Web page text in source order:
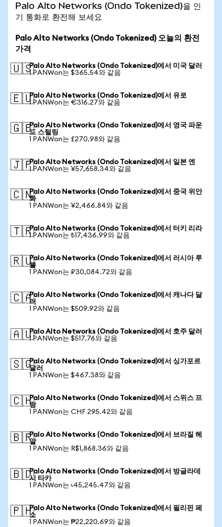
Palo Alto Networks (Ondo Tokenized)을 인
기 통화로 환전해 보세요
Palo Alto Networks (Ondo Tokenized) 오늘의 환전
가격
🇺🇸Palo Alto Networks (Ondo Tokenized)에서 미국 달러
1 PANWon는 $365.54와 같음
🇪🇺Palo Alto Networks (Ondo Tokenized)에서 유로
1 PANWon는 €316.27와 같음
🇬🇧Palo Alto Networks (Ondo Tokenized)에서 영국 파운
드 스털링
1 PANWon는 £270.98와 같음
🇯🇵Palo Alto Networks (Ondo Tokenized)에서 일본 엔
1 PANWon는 ¥57,658.34와 같음
🇨🇳Palo Alto Networks (Ondo Tokenized)에서 중국 위안
화
1 PANWon는 ¥2,466.84와 같음
🇹🇷Palo Alto Networks (Ondo Tokenized)에서 터키 리라
1 PANWon는 ₺17,436.99와 같음
🇷🇺Palo Alto Networks (Ondo Tokenized)에서 러시아 루
블
1 PANWon는 ₽30,084.72와 같음
🇨🇦Palo Alto Networks (Ondo Tokenized)에서 캐나다 달
러
1 PANWon는 $509.92와 같음
🇦🇺Palo Alto Networks (Ondo Tokenized)에서 호주 달러
1 PANWon는 $517.76와 같음
🇸🇬Palo Alto Networks (Ondo Tokenized)에서 싱가포르
달러
1 PANWon는 $467.38와 같음
🇨🇭Palo Alto Networks (Ondo Tokenized)에서 스위스 프
랑
1 PANWon는 CHF 295.42와 같음
🇧🇷Palo Alto Networks (Ondo Tokenized)에서 브라질 헤
알
1 PANWon는 R$1,868.36와 같음
🇧🇩Palo Alto Networks (Ondo Tokenized)에서 방글라데
시 타카
1 PANWon는 ৳45,245.47와 같음
🇵🇭Palo Alto Networks (Ondo Tokenized)에서 필리핀 페
소
1 PANWon는 ₱22,220.69와 같음